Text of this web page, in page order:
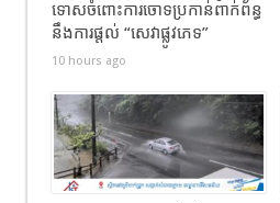
ទោសចំពោះការចោទប្រកាន់ពាក់ព័ន្ធ
នឹងការផ្តល់ “សេវាផ្លូវភេទ”
10 hours ago